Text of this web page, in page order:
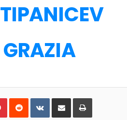
PinterestReddit VKontakteShare
Email
Print